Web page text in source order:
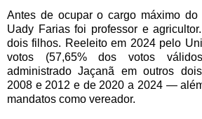
Antes de ocupar o cargo máximo do
Uady Farias foi professor e
dois filhos. Reeleito em 2024 pelo
votos (57,65% dos votos
administrado Jaçanã em outros
2008 e 2012 e de 2020 a 2024 —
mandatos como vereador.